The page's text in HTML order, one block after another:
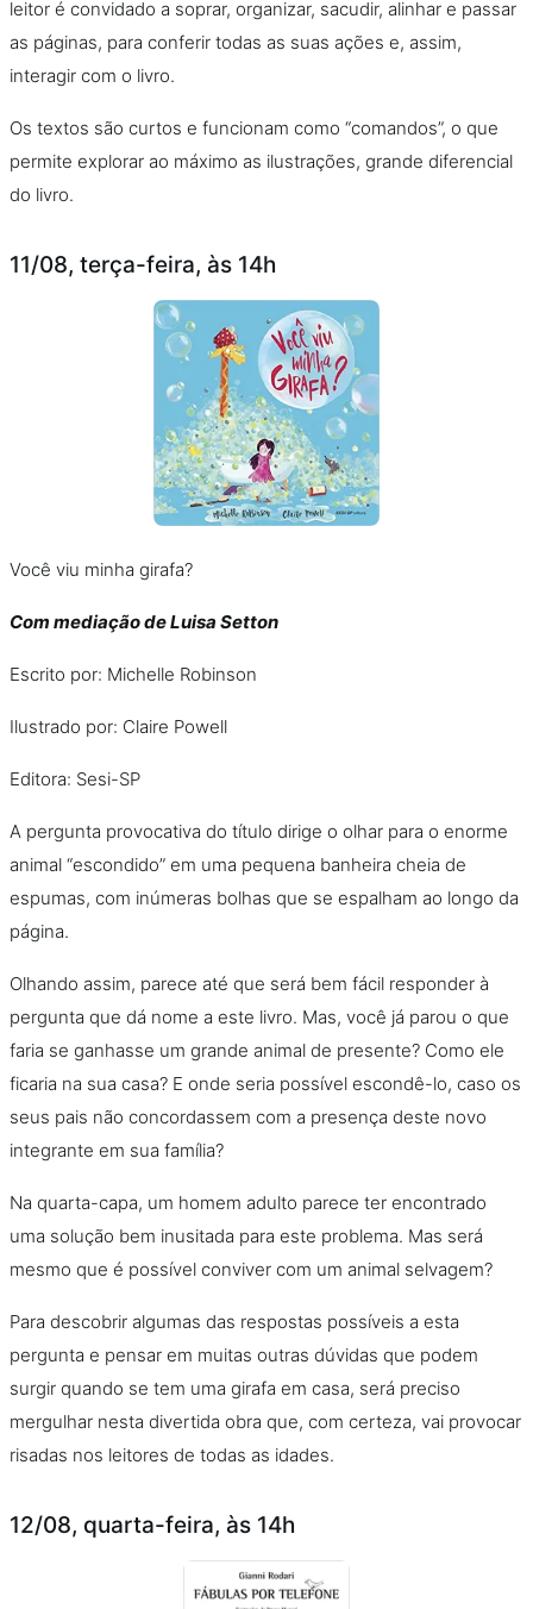
leitor é convidado a soprar, organizar, sacudir, alinhar e passar
as páginas, para conferir todas as suas ações e, assim,
interagir com o livro.
Os textos são curtos e funcionam como “comandos”, o que
permite explorar ao máximo as ilustrações, grande diferencial
do livro.
11/08, terça-feira, às 14h
Você viu minha girafa?
Com mediação de Luisa Setton
Escrito por: Michelle Robinson
Ilustrado por: Claire Powell
Editora: Sesi-SP
A pergunta provocativa do título dirige o olhar para o enorme
animal “escondido” em uma pequena banheira cheia de
espumas, com inúmeras bolhas que se espalham ao longo da
página.
Olhando assim, parece até que será bem fácil responder à
pergunta que dá nome a este livro. Mas, você já parou o que
faria se ganhasse um grande animal de presente? Como ele
ficaria na sua casa? E onde seria possível escondê-lo, caso os
seus pais não concordassem com a presença deste novo
integrante em sua família?
Na quarta-capa, um homem adulto parece ter encontrado
uma solução bem inusitada para este problema. Mas será
mesmo que é possível conviver com um animal selvagem?
Para descobrir algumas das respostas possíveis a esta
pergunta e pensar em muitas outras dúvidas que podem
surgir quando se tem uma girafa em casa, será preciso
mergulhar nesta divertida obra que, com certeza, vai provocar
risadas nos leitores de todas as idades.
12/08, quarta-feira, às 14h